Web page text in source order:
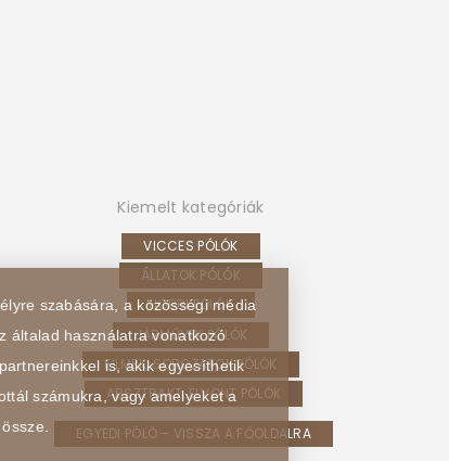
Kiemelt kategóriák
VICCES PÓLÓK
ÁLLATOK PÓLÓK
HOBBI PÓLÓK
JÁRMŰVEK PÓLÓK
FILMEK, SOROZATOK PÓLÓK
ABSZTRAKT, ELVONT PÓLÓK
EGYEDI PÓLÓ – VISSZA A FŐOLDALRA
szabására, a közösségi média
általad használatra vonatkozó
is, akik egyesíthetik
számukra, vagy amelyeket a